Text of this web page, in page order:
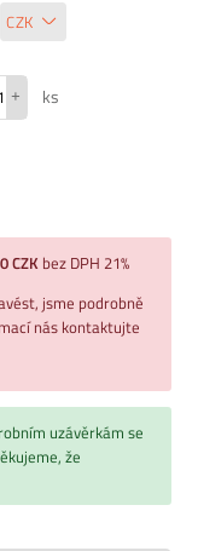
+ ks
CZKbez DPH 21%
jsme podrobně
nás kontaktujte
uzávěrkám se
že